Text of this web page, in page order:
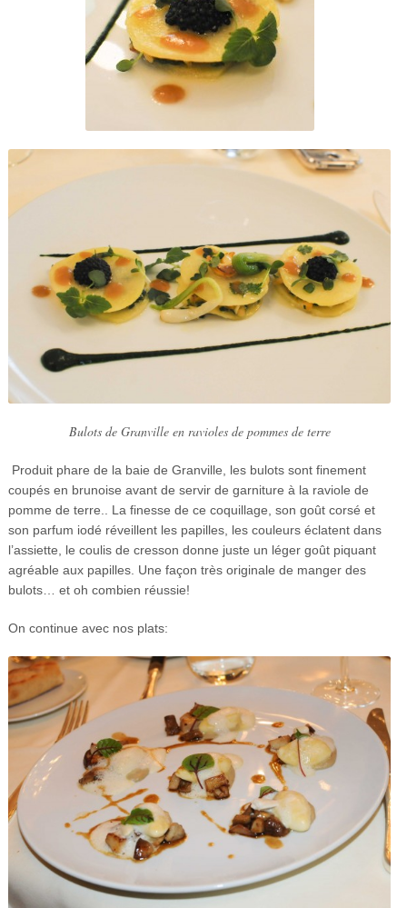
Bulots de Granville en ravioles de pommes de terre
Produit phare de la baie de Granville, les bulots sont finement
coupés en brunoise avant de servir de garniture à la raviole de
pomme de terre.. La finesse de ce coquillage, son goût corsé et
son parfum iodé réveillent les papilles, les couleurs éclatent dans
l’assiette, le coulis de cresson donne juste un léger goût piquant
agréable aux papilles. Une façon très originale de manger des
bulots… et oh combien réussie!
On continue avec nos plats: